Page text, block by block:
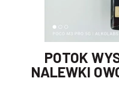
POTOK
NALEWKI